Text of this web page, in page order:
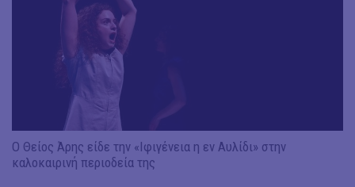
Ο Θείος Άρης είδε την «Ιφιγένεια η εν Αυλίδι» στην
καλοκαιρινή περιοδεία της